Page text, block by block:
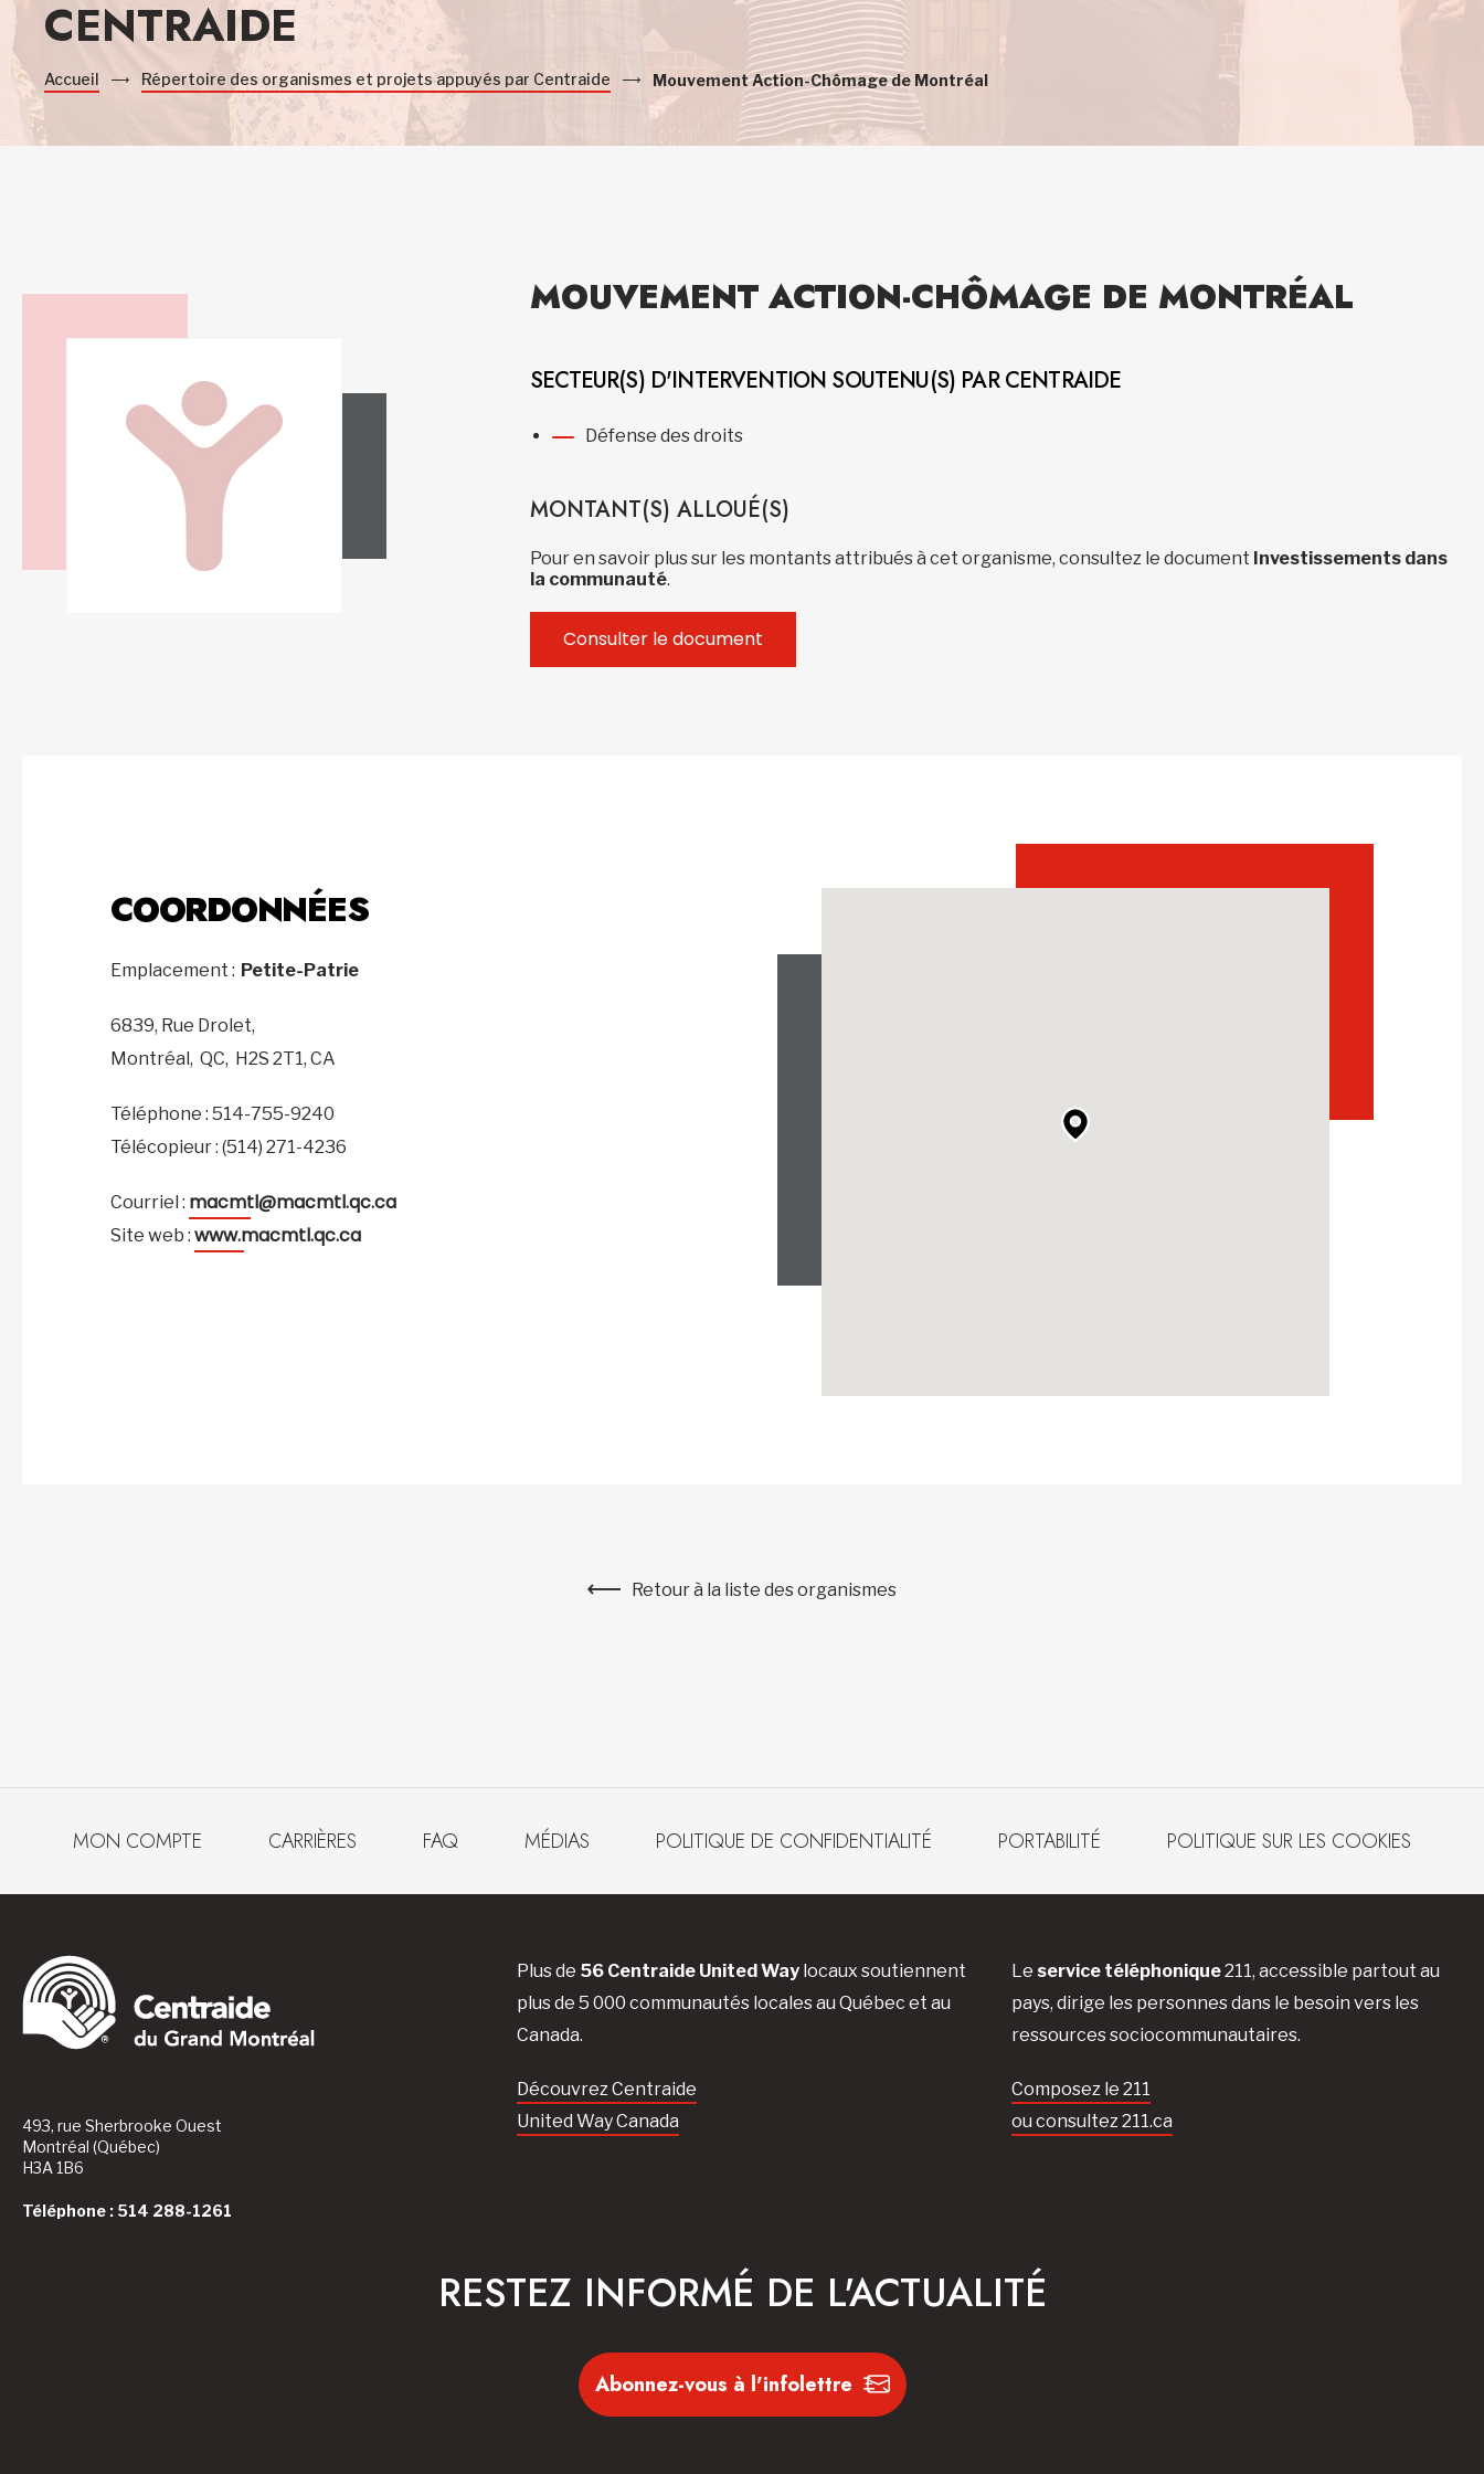
CENTRAIDE
Accueil Répertoire des organismes et projets appuyés par Centraide Mouvement Action-Chômage de Montréal
MOUVEMENT ACTION-CHÔMAGE DE MONTRÉAL
SECTEUR(S) D'INTERVENTION SOUTENU(S) PAR CENTRAIDE
Défense des droits
MONTANT(S) ALLOUÉ(S)
Pour en savoir plus sur les montants attribués à cet organisme, consultez le document Investissements dans
la communauté.
Consulter le document
COORDONNÉES
Emplacement : Petite-Patrie
6839, Rue Drolet,
Montréal, QC, H2S 2T1, CA
Téléphone : 514-755-9240
Télécopieur : (514) 271-4236
Courriel : macmtl@macmtl.qc.ca
Site web : www.macmtl.qc.ca
Retour à la liste des organismes
MON COMPTE CARRIÈRES FAQ MÉDIAS POLITIQUE DE CONFIDENTIALITÉ PORTABILITÉ POLITIQUE SUR LES COOKIES
493, rue Sherbrooke Ouest
Montréal (Québec)
H3A 1B6
Téléphone : 514 288-1261
Plus de 56 Centraide United Waylocaux soutiennent
plus de 5 000 communautés locales au Québec et au
Canada.
Découvrez Centraide
United Way Canada
Le service téléphonique211, accessible partout au
pays, dirige les personnes dans le besoin vers les
ressources sociocommunautaires.
Composez le 211
ou consultez 211.ca
RESTEZ INFORMÉ DE L'ACTUALITÉ
Abonnez-vous à l'infolettre